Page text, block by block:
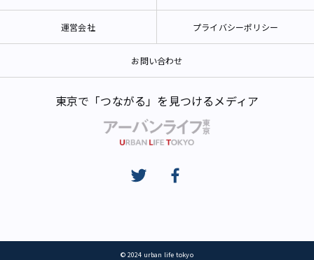
運営会社 プライバシーポリシー
お問い合わせ
東京で「つながる」を見つけるメディア
© 2024 urban life tokyo